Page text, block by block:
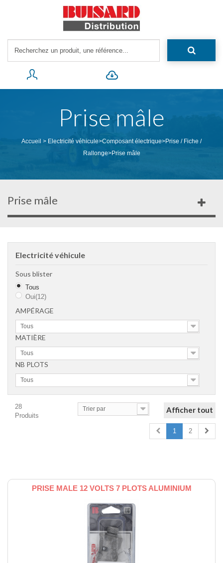
Prise mâle
Accueil > Electricité véhicule>Composant électrique>Prise / Fiche /
Rallonge>Prise mâle
Prise mâle
Electricité véhicule
Sous blister
Tous
Oui(12)
AMPÉRAGE
Tous
MATIÈRE
Tous
NB PLOTS
Tous
28
Produits
Afficher tout
1 2
Trier par
PRISE MALE 12 VOLTS 7 PLOTS ALUMINIUM